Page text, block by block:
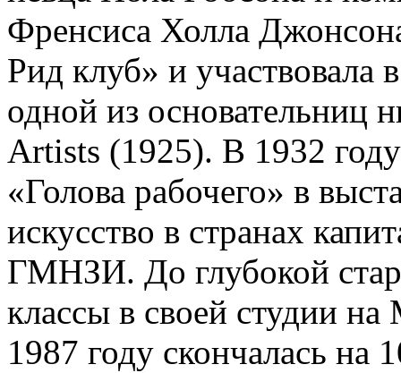
Френсиса Холла
Рид клуб» и участвовала
одной из основательниц
Artists (1925). В 1932 году
«Голова рабочего» в
искусство в странах
ГМНЗИ. До глубокой
классы в своей студии
1987 году скончалась на